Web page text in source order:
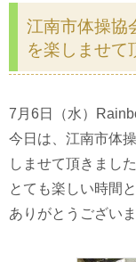
江南市体操協
を楽しませて
7月6日（水）
今日は、江南市体
しませて頂きました
とても楽しい時間
ありがとうございま